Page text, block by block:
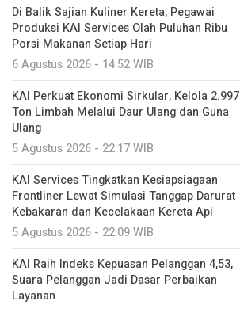
Di Balik Sajian Kuliner Kereta, Pegawai
Produksi KAI Services Olah Puluhan Ribu
Porsi Makanan Setiap Hari
6 Agustus 2026 - 14:52 WIB
KAI Perkuat Ekonomi Sirkular, Kelola 2.997
Ton Limbah Melalui Daur Ulang dan Guna
Ulang
5 Agustus 2026 - 22:17 WIB
KAI Services Tingkatkan Kesiapsiagaan
Frontliner Lewat Simulasi Tanggap Darurat
Kebakaran dan Kecelakaan Kereta Api
5 Agustus 2026 - 22:09 WIB
KAI Raih Indeks Kepuasan Pelanggan 4,53,
Suara Pelanggan Jadi Dasar Perbaikan
Layanan